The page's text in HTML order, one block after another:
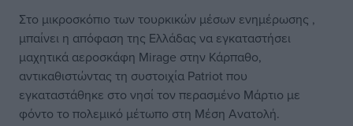
Στο μικροσκόπιο των τουρκικών μέσων ενημέρωσης ,
μπαίνει η απόφαση της Ελλάδας να εγκαταστήσει
μαχητικά αεροσκάφη Mirage στην Κάρπαθο,
αντικαθιστώντας τη συστοιχία Patriot που
εγκαταστάθηκε στο νησί τον περασμένο Μάρτιο με
φόντο το πολεμικό μέτωπο στη Μέση Ανατολή.